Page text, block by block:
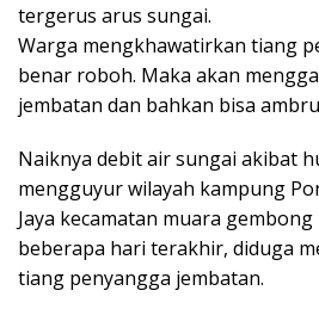
tergerus arus sungai.
Warga mengkhawatirkan tiang
benar roboh. Maka akan
jembatan dan bahkan bisa
Naiknya debit air sungai akibat
mengguyur wilayah kampung
Jaya kecamatan muara
beberapa hari terakhir, diduga
tiang penyangga jembatan.